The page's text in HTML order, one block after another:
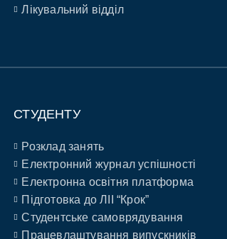
Лікувальний відділ
СТУДЕНТУ
Розклад занять
Електронний журнал успішності
Електронна освітня платформа
Підготовка до ЛІІ “Крок”
Студентське самоврядування
Працевлаштування випускників